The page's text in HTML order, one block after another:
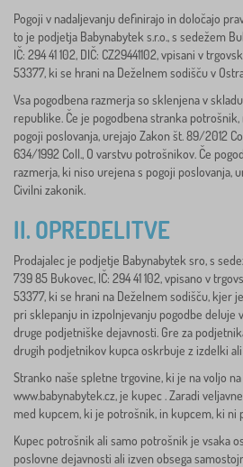
Pogoji v nadaljevanju definirajo in določajo
to je podjetja Babynabytek s.r.o., s sedežem
IČ: 294 41 102, DIČ: CZ29441102, vpisani v
53377, ki se hrani na Deželnem sodišču v
Vsa pogodbena razmerja so sklenjena v
republike. Če je pogodbena stranka
pogoji poslovanja, urejajo Zakon št. 89/2012
634/1992 Coll., O varstvu potrošnikov. Če
razmerja, ki niso urejena s pogoji poslovanja,
Civilni zakonik.
II. OPREDELITVE
Prodajalec je podjetje Babynabytek sro, s
739 85 Bukovec, IČ: 294 41 102, vpisano v
53377, ki se hrani na Deželnem sodišču, kjer
pri sklepanju in izpolnjevanju pogodbe deluje
druge podjetniške dejavnosti. Gre za
drugih podjetnikov kupca oskrbuje z izdelki
Stranko naše spletne trgovine, ki je na voljo
www.babynabytek.cz, je kupec . Zaradi
med kupcem, ki je potrošnik, in kupcem, ki ni
Kupec potrošnik ali samo potrošnik je vsaka
poslovne dejavnosti ali izven obsega